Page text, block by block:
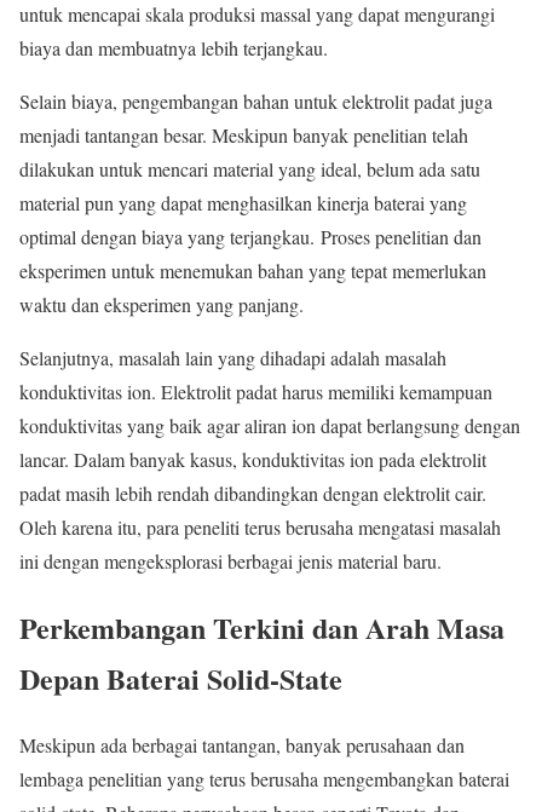
untuk mencapai skala produksi massal yang dapat mengurangi
biaya dan membuatnya lebih terjangkau.
Selain biaya, pengembangan bahan untuk elektrolit padat juga
menjadi tantangan besar. Meskipun banyak penelitian telah
dilakukan untuk mencari material yang ideal, belum ada satu
material pun yang dapat menghasilkan kinerja baterai yang
optimal dengan biaya yang terjangkau. Proses penelitian dan
eksperimen untuk menemukan bahan yang tepat memerlukan
waktu dan eksperimen yang panjang.
Selanjutnya, masalah lain yang dihadapi adalah masalah
konduktivitas ion. Elektrolit padat harus memiliki kemampuan
konduktivitas yang baik agar aliran ion dapat berlangsung dengan
lancar. Dalam banyak kasus, konduktivitas ion pada elektrolit
padat masih lebih rendah dibandingkan dengan elektrolit cair.
Oleh karena itu, para peneliti terus berusaha mengatasi masalah
ini dengan mengeksplorasi berbagai jenis material baru.
Perkembangan Terkini dan Arah Masa
Depan Baterai Solid-State
Meskipun ada berbagai tantangan, banyak perusahaan dan
lembaga penelitian yang terus berusaha mengembangkan baterai